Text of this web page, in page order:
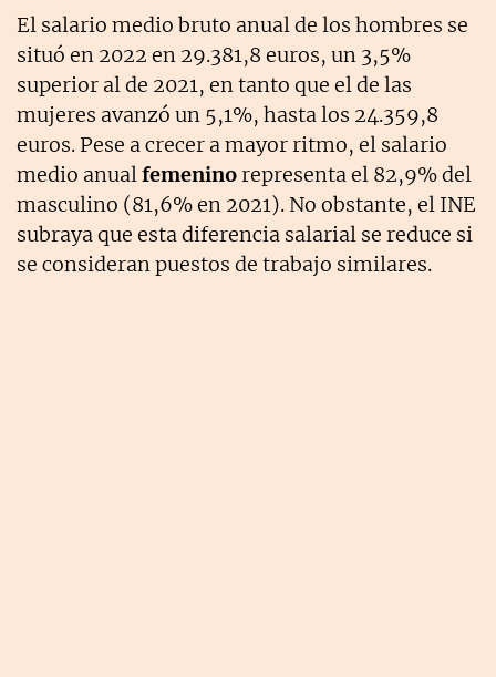
El salario medio bruto anual de los hombres se
situó en 2022 en 29.381,8 euros, un 3,5%
superior al de 2021, en tanto que el de las
mujeres avanzó un 5,1%, hasta los 24.359,8
euros. Pese a crecer a mayor ritmo, el salario
medio anual femenino representa el 82,9% del
masculino (81,6% en 2021). No obstante, el INE
subraya que esta diferencia salarial se reduce si
se consideran puestos de trabajo similares.